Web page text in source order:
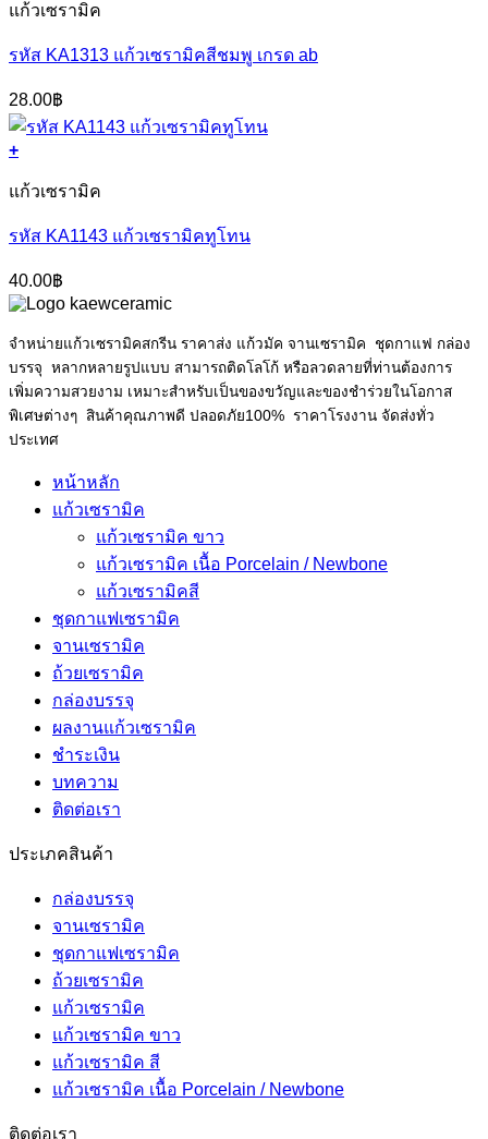
แก้วเซรามิค
รหัส KA1313 แก้วเซรามิคสีชมพู เกรด ab
28.00฿
+
แก้วเซรามิค
รหัส KA1143 แก้วเซรามิคทูโทน
40.00฿
จำหน่ายแก้วเซรามิคสกรีน ราคาส่ง แก้วมัค จานเซรามิค ชุดกาแฟ กล่อง
บรรจุ หลากหลายรูปแบบ สามารถติดโลโก้ หรือลวดลายที่ท่านต้องการ
เพิ่มความสวยงาม เหมาะสำหรับเป็นของขวัญและของชำร่วยในโอกาส
พิเศษต่างๆ สินค้าคุณภาพดี ปลอดภัย100% ราคาโรงงาน จัดส่งทั่ว
ประเทศ
หน้าหลัก
แก้วเซรามิค
แก้วเซรามิค ขาว
แก้วเซรามิค เนื้อ Porcelain / Newbone
แก้วเซรามิคสี
ชุดกาแฟเซรามิค
จานเซรามิค
ถ้วยเซรามิค
กล่องบรรจุ
ผลงานแก้วเซรามิค
ชำระเงิน
บทความ
ติดต่อเรา
ประเภคสินค้า
กล่องบรรจุ
จานเซรามิค
ชุดกาแฟเซรามิค
ถ้วยเซรามิค
แก้วเซรามิค
แก้วเซรามิค ขาว
แก้วเซรามิค สี
แก้วเซรามิค เนื้อ Porcelain / Newbone
ติดต่อเรา